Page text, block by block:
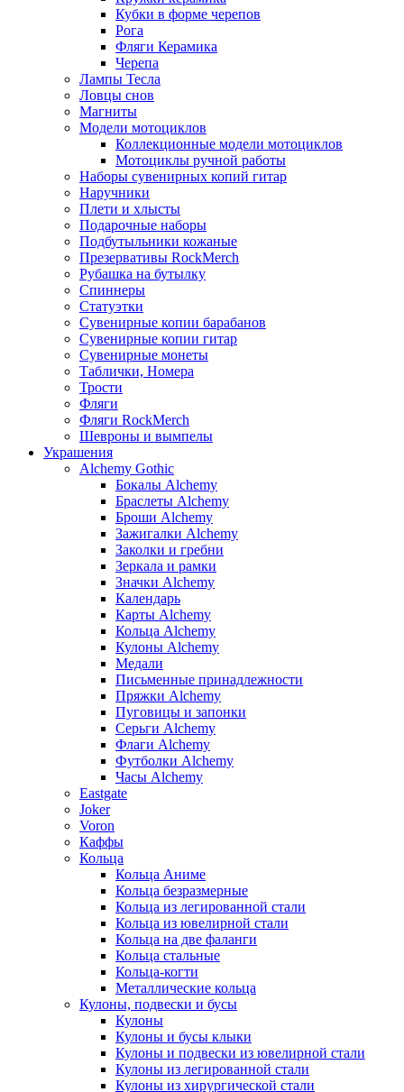
Кубки в форме черепов
Рога
Фляги Керамика
Черепа
Лампы Тесла
Ловцы снов
Магниты
Модели мотоциклов
Коллекционные модели мотоциклов
Мотоциклы ручной работы
Наборы сувенирных копий гитар
Наручники
Плети и хлысты
Подарочные наборы
Подбутыльники кожаные
Презервативы RockMerch
Рубашка на бутылку
Спиннеры
Статуэтки
Сувенирные копии барабанов
Сувенирные копии гитар
Сувенирные монеты
Таблички, Номера
Трости
Фляги
Фляги RockMerch
Шевроны и вымпелы
Украшения
Alchemy Gothic
Бокалы Alchemy
Браслеты Alchemy
Броши Alchemy
Зажигалки Alchemy
Заколки и гребни
Зеркала и рамки
Значки Alchemy
Календарь
Карты Alchemy
Кольца Alchemy
Кулоны Alchemy
Медали
Письменные принадлежности
Пряжки Alchemy
Пуговицы и запонки
Серьги Alchemy
Флаги Alchemy
Футболки Alchemy
Часы Alchemy
Eastgate
Joker
Voron
Каффы
Кольца
Кольца Аниме
Кольца безразмерные
Кольца из легированной стали
Кольца из ювелирной стали
Кольца на две фаланги
Кольца стальные
Кольца-когти
Металлические кольца
Кулоны, подвески и бусы
Кулоны
Кулоны и бусы клыки
Кулоны и подвески из ювелирной стали
Кулоны из легированной стали
Кулоны из хирургической стали